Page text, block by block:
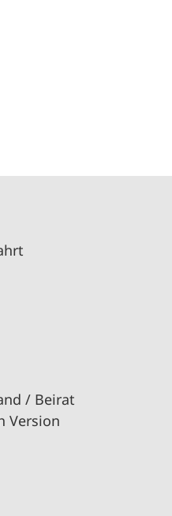
/ Beirat
Version